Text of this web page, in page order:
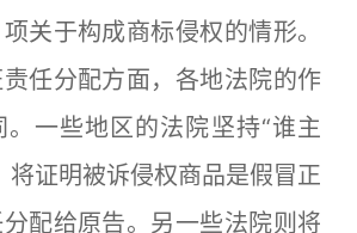
关于构成商标侵权的情形。
任分配方面，各地法院的作
一些地区的法院坚持“谁主
将证明被诉侵权商品是假冒正
配给原告。另一些法院则将